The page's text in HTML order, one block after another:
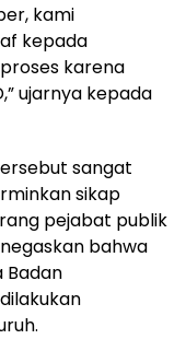
kami
kepada
karena
ujarnya kepada
sangat
sikap
pejabat publik
bahwa
Badan